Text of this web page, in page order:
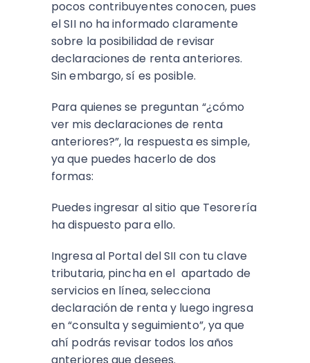
pocos contribuyentes conocen, pues
el SII no ha informado claramente
sobre la posibilidad de revisar
declaraciones de renta anteriores.
Sin embargo, sí es posible.
Para quienes se preguntan “¿cómo
ver mis declaraciones de renta
anteriores?”, la respuesta es simple,
ya que puedes hacerlo de dos
formas:
Puedes ingresar al sitio que Tesorería
ha dispuesto para ello.
Ingresa al Portal del SII con tu clave
tributaria, pincha en el apartado de
servicios en línea, selecciona
declaración de renta y luego ingresa
en “consulta y seguimiento”, ya que
ahí podrás revisar todos los años